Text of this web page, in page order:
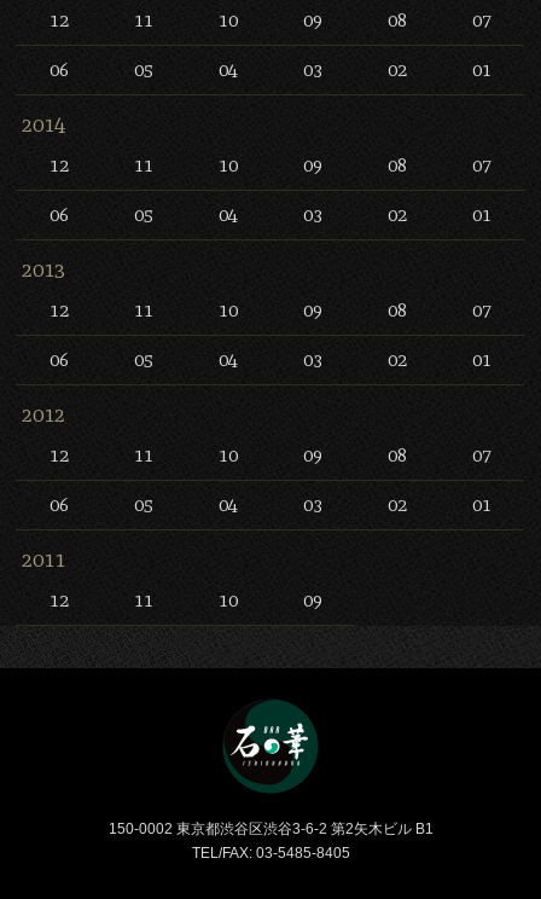
12 11 10 09 08 07
06 05 04 03 02 01
2014
12 11 10 09 08 07
06 05 04 03 02 01
2013
12 11 10 09 08 07
06 05 04 03 02 01
2012
12 11 10 09 08 07
06 05 04 03 02 01
2011
12 11 10 09
150-0002 東京都渋谷区渋谷3-6-2 第2矢木ビル B1
TEL/FAX: 03-5485-8405